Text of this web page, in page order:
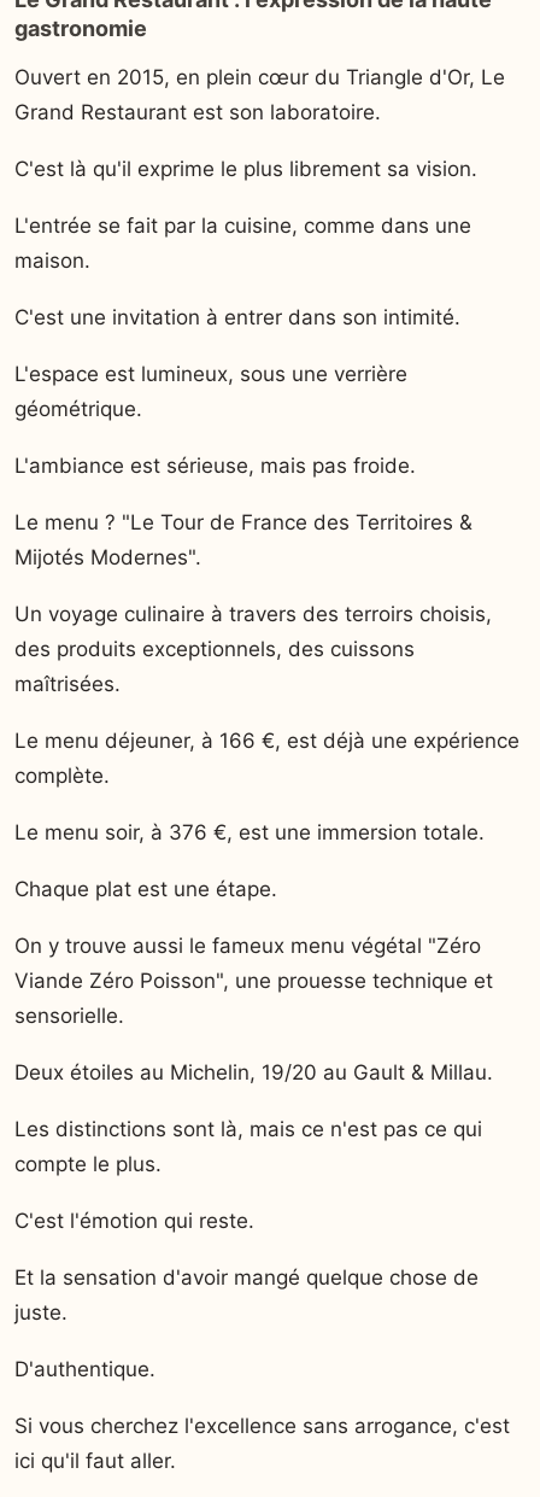
gastronomie
Ouvert en 2015, en plein cœur du Triangle d'Or, Le
Grand Restaurant est son laboratoire.
C'est là qu'il exprime le plus librement sa vision.
L'entrée se fait par la cuisine, comme dans une
maison.
C'est une invitation à entrer dans son intimité.
L'espace est lumineux, sous une verrière
géométrique.
L'ambiance est sérieuse, mais pas froide.
Le menu ? "Le Tour de France des Territoires &
Mijotés Modernes".
Un voyage culinaire à travers des terroirs choisis,
des produits exceptionnels, des cuissons
maîtrisées.
Le menu déjeuner, à 166 €, est déjà une expérience
complète.
Le menu soir, à 376 €, est une immersion totale.
Chaque plat est une étape.
On y trouve aussi le fameux menu végétal "Zéro
Viande Zéro Poisson", une prouesse technique et
sensorielle.
Deux étoiles au Michelin, 19/20 au Gault & Millau.
Les distinctions sont là, mais ce n'est pas ce qui
compte le plus.
C'est l'émotion qui reste.
Et la sensation d'avoir mangé quelque chose de
juste.
D'authentique.
Si vous cherchez l'excellence sans arrogance, c'est
ici qu'il faut aller.